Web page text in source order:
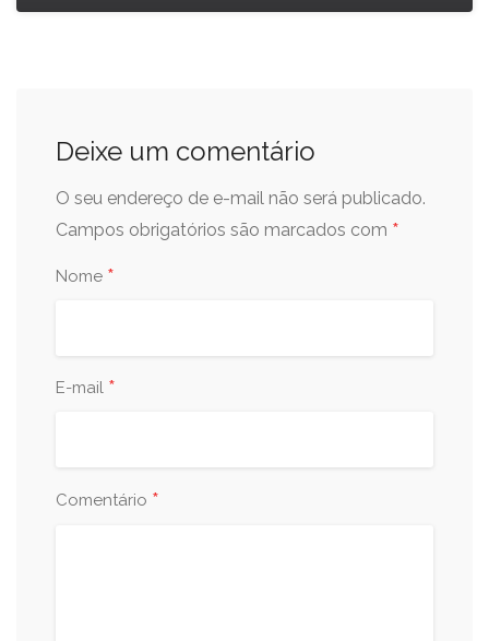
Deixe um comentário
O seu endereço de e-mail não será publicado.
Campos obrigatórios são marcados com *
Nome *
E-mail *
Comentário *